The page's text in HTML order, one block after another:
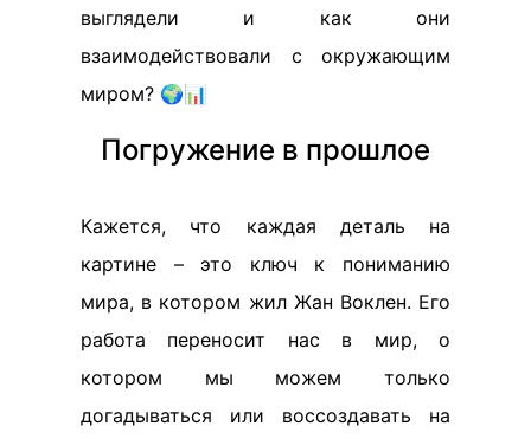
выглядели и как они
взаимодействовали с окружающим
миром? 🌍📊
Погружение в прошлое
Кажется, что каждая деталь на
картине – это ключ к пониманию
мира, в котором жил Жан Воклен. Его
работа переносит нас в мир, о
котором мы можем только
догадываться или воссоздавать на